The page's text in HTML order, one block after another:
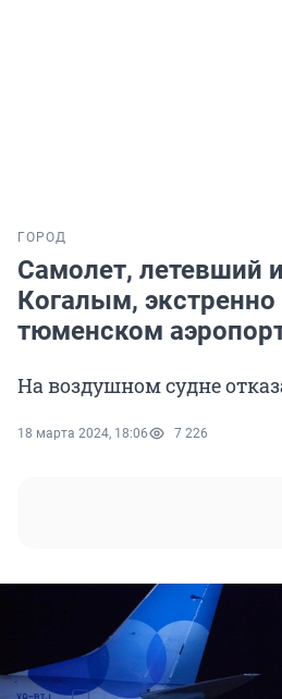
ГОРОД
Самолет, летевший
Когалым, экстренно
тюменском
На воздушном судне
18 марта 2024, 18:06 7 226